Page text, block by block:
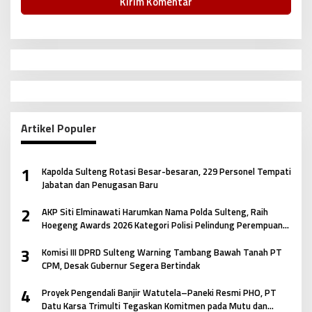
Artikel Populer
1
Kapolda Sulteng Rotasi Besar-besaran, 229 Personel Tempati
Jabatan dan Penugasan Baru
2
AKP Siti Elminawati Harumkan Nama Polda Sulteng, Raih
Hoegeng Awards 2026 Kategori Polisi Pelindung Perempuan
3
Komisi III DPRD Sulteng Warning Tambang Bawah Tanah PT
CPM, Desak Gubernur Segera Bertindak
4
Proyek Pengendali Banjir Watutela–Paneki Resmi PHO, PT
Datu Karsa Trimulti Tegaskan Komitmen pada Mutu dan